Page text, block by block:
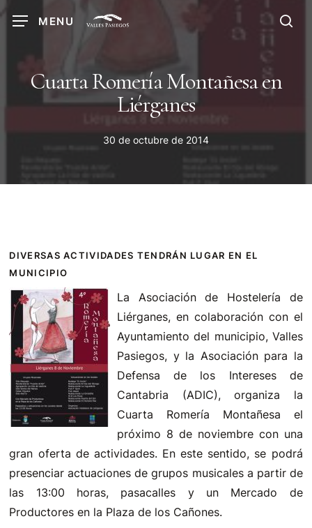
MENU
Cuarta Romería Montañesa en
Liérganes
30 de octubre de 2014
DIVERSAS ACTIVIDADES TENDRÁN LUGAR EN EL
MUNICIPIO
La Asociación de Hostelería de
Liérganes, en colaboración con el
Ayuntamiento del municipio, Valles
Pasiegos, y la Asociación para la
Defensa de los Intereses de
Cantabria (ADIC), organiza la
Cuarta Romería Montañesa el
próximo 8 de noviembre con una
gran oferta de actividades. En este sentido, se podrá
presenciar actuaciones de grupos musicales a partir de
las 13:00 horas, pasacalles y un Mercado de
Productores en la Plaza de los Cañones.